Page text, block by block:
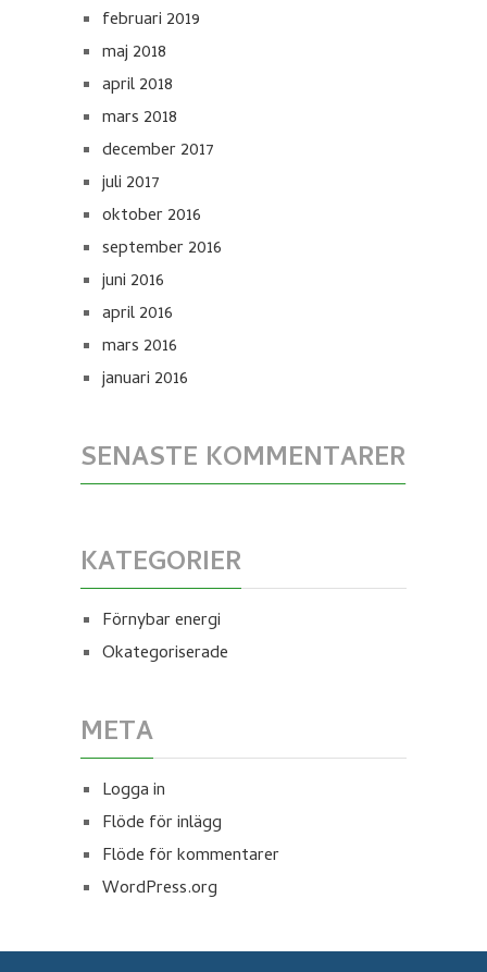
februari 2019
maj 2018
april 2018
mars 2018
december 2017
juli 2017
oktober 2016
september 2016
juni 2016
april 2016
mars 2016
januari 2016
SENASTE KOMMENTARER
KATEGORIER
Förnybar energi
Okategoriserade
META
Logga in
Flöde för inlägg
Flöde för kommentarer
WordPress.org